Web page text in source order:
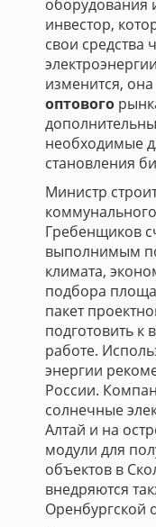
оборудования
инвестор,
свои средства
изменится,
оптового
необходимые
становления
Министр
Гребенщиков
выполнимым
климата,
подбора
пакет
подготовить к
работе.
энергии
России.
солнечные
Алтай и на
модули для
объектов в
внедряются
Оренбургской